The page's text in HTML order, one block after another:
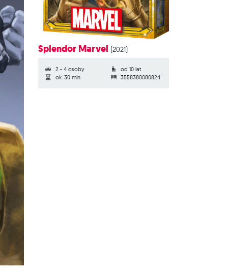
Splendor Marvel (2021)
2 - 4 osoby
od 10 lat
ok. 30 min.
3558380080824